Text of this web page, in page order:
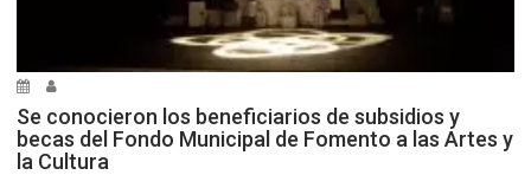
Se conocieron los beneficiarios de subsidios y
becas del Fondo Municipal de Fomento a las Artes y
la Cultura